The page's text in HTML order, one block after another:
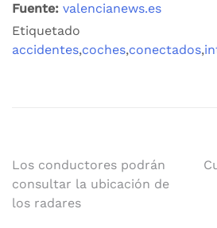
Fuente: valencianews.es
Etiquetado
accidentes,coches,conectados,
Navegación
de
Los conductores podrán
consultar la ubicación de
los radares